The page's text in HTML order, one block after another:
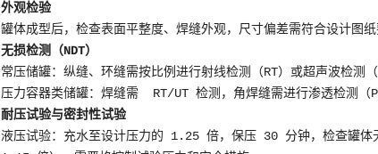
外观检验
罐体成型后，检查表面平整度、焊缝外观，尺寸偏差需符合设计图
无损检测（NDT）
常压储罐：纵缝、环缝需按比例进行射线检测（RT）或超声波检测
压力容器类储罐：焊缝需 RT/UT 检测，角焊缝需进行渗透检测（
耐压试验与密封性试验
液压试验：充水至设计压力的 1.25 倍，保压 30 分钟，检查罐体